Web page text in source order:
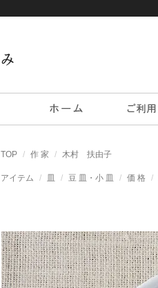
TOP 作 家 木村 扶由子
アイテム 皿 豆 皿・小 皿 価 格